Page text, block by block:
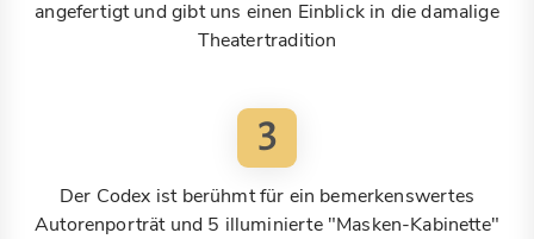
angefertigt und gibt uns einen Einblick in die damalige
Theatertradition
3
Der Codex ist berühmt für ein bemerkenswertes
Autorenporträt und 5 illuminierte "Masken-Kabinette"